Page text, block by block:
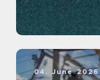
04. June 2026